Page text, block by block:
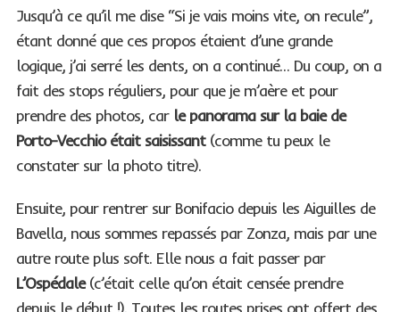
Jusqu’à ce qu’il me dise “Si je vais moins vite, on recule”,
étant donné que ces propos étaient d’une grande
logique, j’ai serré les dents, on a continué… Du coup, on a
fait des stops réguliers, pour que je m’aère et pour
prendre des photos, car le panorama sur la baie de
Porto-Vecchio était saisissant(comme tu peux le
constater sur la photo titre).
Ensuite, pour rentrer sur Bonifacio depuis les Aiguilles de
Bavella, nous sommes repassés par Zonza, mais par une
autre route plus soft. Elle nous a fait passer par
L’Ospédale(c’était celle qu’on était censée prendre
depuis le début !). Toutes les routes prises ont offert des